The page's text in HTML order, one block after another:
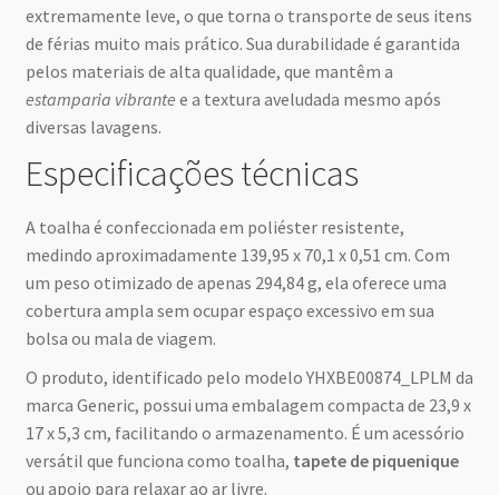
extremamente leve, o que torna o transporte de seus itens
de férias muito mais prático. Sua durabilidade é garantida
pelos materiais de alta qualidade, que mantêm a
estamparia vibrante e a textura aveludada mesmo após
diversas lavagens.
Especificações técnicas
A toalha é confeccionada em poliéster resistente,
medindo aproximadamente 139,95 x 70,1 x 0,51 cm. Com
um peso otimizado de apenas 294,84 g, ela oferece uma
cobertura ampla sem ocupar espaço excessivo em sua
bolsa ou mala de viagem.
O produto, identificado pelo modelo YHXBE00874_LPLM da
marca Generic, possui uma embalagem compacta de 23,9 x
17 x 5,3 cm, facilitando o armazenamento. É um acessório
versátil que funciona como toalha, tapete de piquenique
ou apoio para relaxar ao ar livre.